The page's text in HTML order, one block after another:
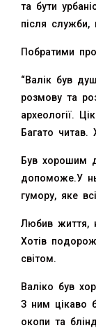
та бути
після служби,
Побратими
“Валік був
розмову та
археології.
Багато читав.
Був хорошим
допоможе.У
гумору, яке
Любив життя,
Хотів
світом.
Валіко був
З ним цікаво
окопи та